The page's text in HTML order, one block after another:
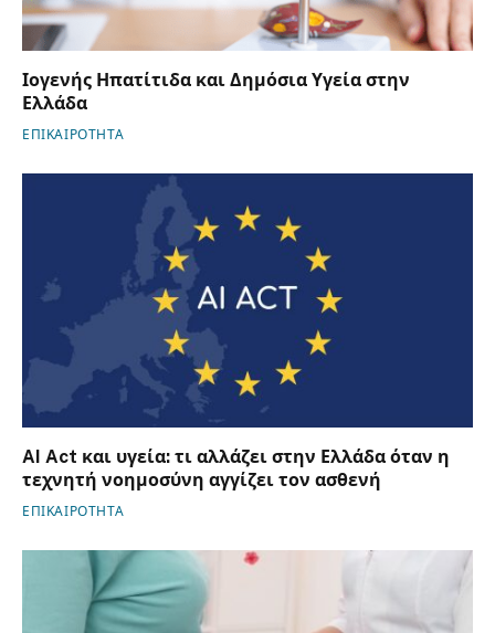
Ιογενής Ηπατίτιδα και Δημόσια Υγεία στην
Ελλάδα
ΕΠΙΚΑΙΡΟΤΗΤΑ
AI Act και υγεία: τι αλλάζει στην Ελλάδα όταν η
τεχνητή νοημοσύνη αγγίζει τον ασθενή
ΕΠΙΚΑΙΡΟΤΗΤΑ